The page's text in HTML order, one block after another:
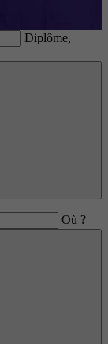
Diplôme,
Où ?